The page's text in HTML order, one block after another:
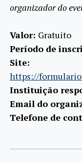
organizador do
Valor: Gratuito
Período de
Site:
https://
Instituição
Email do
Telefone de